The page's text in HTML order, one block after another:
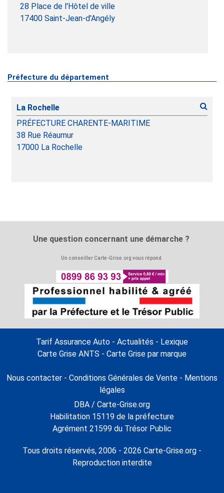
28 Place de l'Hôtel de ville
17400 Saint-Jean-d'Angély
Préfecture du département
La Rochelle
PRÉFECTURE CHARENTE-MARITIME
38 Rue Réaumur
17000 La Rochelle
Une question concernant une démarche ?
Un conseiller Carte-Grise.org vous répond
Tarif Assurance Auto - Actualités - Lexique
Carte Grise ANTS - Carte Grise par marque
Nous contacter - Conditions Générales de Vente - Mentions
légales
DBA / Carte-Grise.org
Habilitation 15119 de la préfecture
Agrément 21599 du Trésor Public
Tous droits réservés, 2006 - 2026 Carte-Grise.org -
Reproduction interdite